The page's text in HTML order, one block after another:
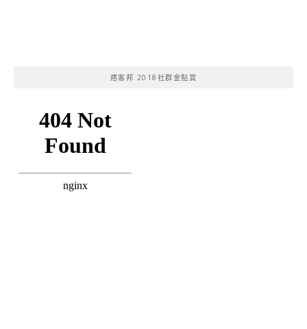
痞客邦 2018社群金點賞